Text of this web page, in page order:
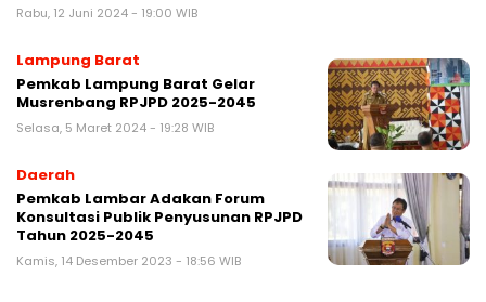
Rabu, 12 Juni 2024 - 19:00 WIB
Lampung Barat
Pemkab Lampung Barat Gelar
Musrenbang RPJPD 2025-2045
Selasa, 5 Maret 2024 - 19:28 WIB
Daerah
Pemkab Lambar Adakan Forum
Konsultasi Publik Penyusunan RPJPD
Tahun 2025-2045
Kamis, 14 Desember 2023 - 18:56 WIB